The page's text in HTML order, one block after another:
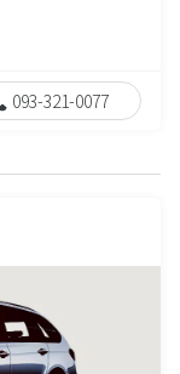
093-321-0077